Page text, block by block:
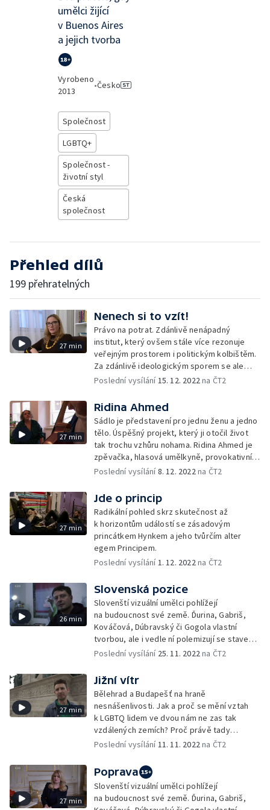
umělci žijící
v Buenos Aires
a jejich tvorba
Vyrobeno
2013
•Česko
Společnost
LGBTQ+
Společnost -
životní styl
Česká
společnost
Přehled dílů
199 přehratelných
27 min
Nenech si to vzít!
Právo na potrat. Zdánlivě nenápadný
institut, který ovšem stále více rezonuje
veřejným prostorem i politickým kolbištěm.
Za zdánlivě ideologickým sporem se ale
skrývají tisíce konkrétních lidských příběhů
volby nebo definice základních lidských
práv.
Poslední vysílání15. 12. 2022na ČT2
27 min
Ridina Ahmed
Sádlo je představení pro jednu ženu a jedno
tělo. Úspěšný projekt, který ji otočil život
tak trochu vzhůru nohama. Ridina Ahmed je
zpěvačka, hlasová umělkyně, provokativní
performerka a žena, která učí lidi
Poslední vysílání8. 12. 2022na ČT2
27 min
Jde o princip
Radikální pohled skrz skutečnost až
k horizontům událostí se zásadovým
princátkem Hynkem a jeho tvůrčím alter
egem Principem.
Poslední vysílání1. 12. 2022na ČT2
26 min
Slovenská pozice
Slovenští vizuální umělci pohlížejí
na budoucnost své země. Ďurina, Gabriš,
Kováčová, Dúbravský či Gogola vlastní
tvorbou, ale i vedle ní polemizují se stavem
současného Slovenska v politické, ale
Poslední vysílání 25. 11. 2022na ČT2
27 min
Jižní vítr
Bělehrad a Budapešť na hraně
nesnášenlivosti. Jak a proč se mění vztah
k LGBTQ lidem ve dvou nám ne zas tak
vzdálených zemích? Proč právě tady
rezonují teze, které začal prosazovat
Poslední vysílání11. 11. 2022na ČT2
27 min
Poprava
Slovenští vizuální umělci pohlížejí
na budoucnost své země. Ďurina, Gabriš,